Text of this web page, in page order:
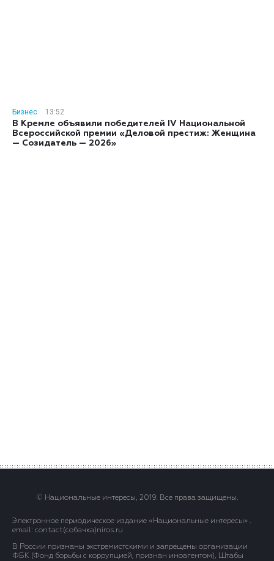
Бизнес
13:52
В Кремле объявили победителей IV Национальной
Всероссийской премии «Деловой престиж: Женщина
— Созидатель — 2026»
© Национальные интересы, 2019. Все права защищены.
Электронное периодическое издание «Национальные интересы» .
email: contact(сoбaчка)niros.ru
В России признаны экстремистскими и запрещены организации
ФБК (Фонд борьбы с коррупцией, признан иноагентом), Штабы